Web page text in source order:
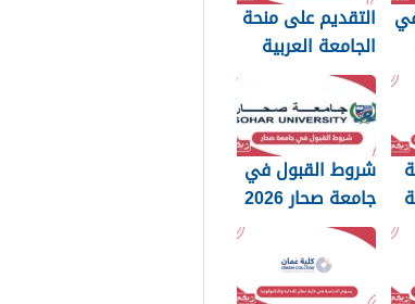
التقديم على منحة
الجامعة العربية
المفتوحة سلطنة
عمان 2026
شروط القبول في
جامعة صحار 2026